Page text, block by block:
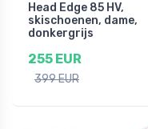
Head Edge 85 HV,
skischoenen, dame,
donkergrijs
255 EUR
399 EUR